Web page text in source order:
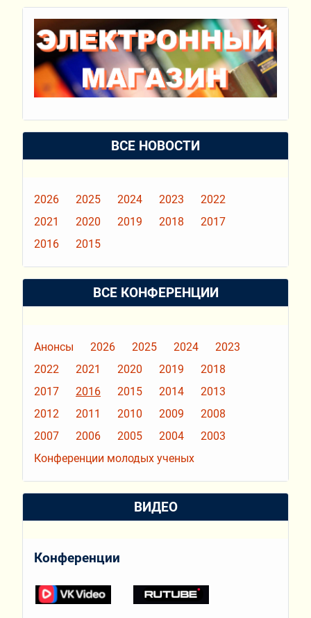
ВСЕ НОВОСТИ
2026 2025 2024 2023
2022
2021
2020 2019 2018
2017
2016
2015
ВСЕ КОНФЕРЕНЦИИ
Анонсы 2026 2025 2024
2023
2022
2021 2020 2019
2018
2017
2016 2015 2014
2013
2012
2011 2010 2009
2008
2007
2006 2005 2004
2003
Конференции молодых ученых
ВИДЕО
Конференции